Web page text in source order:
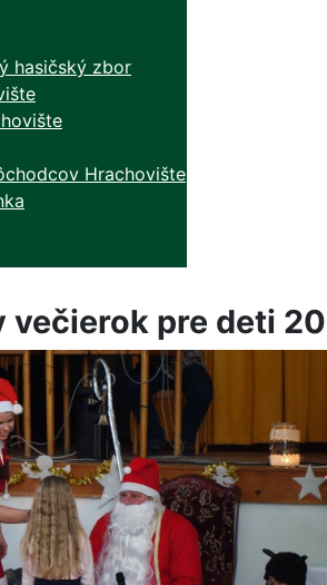
hasičský zbor
Hrachovište
večierok pre deti